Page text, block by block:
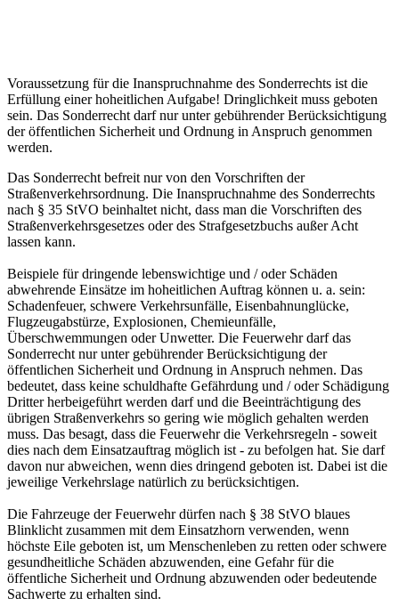
Voraussetzung für die Inanspruchnahme des Sonderrechts ist die
Erfüllung einer hoheitlichen Aufgabe! Dringlichkeit muss geboten
sein. Das Sonderrecht darf nur unter gebührender Berücksichtigung
der öffentlichen Sicherheit und Ordnung in Anspruch genommen
werden.
Das Sonderrecht befreit nur von den Vorschriften der
Straßenverkehrsordnung. Die Inanspruchnahme des Sonderrechts
nach § 35 StVO beinhaltet nicht, dass man die Vorschriften des
Straßenverkehrsgesetzes oder des Strafgesetzbuchs außer Acht
lassen kann.
Beispiele für dringende lebenswichtige und / oder Schäden
abwehrende Einsätze im hoheitlichen Auftrag können u. a. sein:
Schadenfeuer, schwere Verkehrsunfälle, Eisenbahnunglücke,
Flugzeugabstürze, Explosionen, Chemieunfälle,
Überschwemmungen oder Unwetter. Die Feuerwehr darf das
Sonderrecht nur unter gebührender Berücksichtigung der
öffentlichen Sicherheit und Ordnung in Anspruch nehmen. Das
bedeutet, dass keine schuldhafte Gefährdung und / oder Schädigung
Dritter herbeigeführt werden darf und die Beeinträchtigung des
übrigen Straßenverkehrs so gering wie möglich gehalten werden
muss. Das besagt, dass die Feuerwehr die Verkehrsregeln - soweit
dies nach dem Einsatzauftrag möglich ist - zu befolgen hat. Sie darf
davon nur abweichen, wenn dies dringend geboten ist. Dabei ist die
jeweilige Verkehrslage natürlich zu berücksichtigen.
Die Fahrzeuge der Feuerwehr dürfen nach § 38 StVO blaues
Blinklicht zusammen mit dem Einsatzhorn verwenden, wenn
höchste Eile geboten ist, um Menschenleben zu retten oder schwere
gesundheitliche Schäden abzuwenden, eine Gefahr für die
öffentliche Sicherheit und Ordnung abzuwenden oder bedeutende
Sachwerte zu erhalten sind.